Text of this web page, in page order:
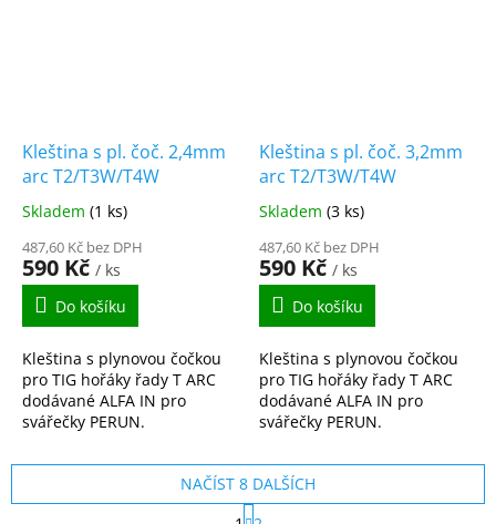
Kleština s pl. čoč. 2,4mm
arc T2/T3W/T4W
Skladem (1 ks)
487,60 Kč bez DPH
590 Kč / ks
Do košíku
Kleština s plynovou čočkou
pro TIG hořáky řady T ARC
dodávané ALFA IN pro
svářečky PERUN.
Kleština s pl. čoč. 3,2mm
arc T2/T3W/T4W
Skladem (3 ks)
487,60 Kč bez DPH
590 Kč / ks
Do košíku
Kleština s plynovou čočkou
pro TIG hořáky řady T ARC
dodávané ALFA IN pro
svářečky PERUN.
NAČÍST 8 DALŠÍCH
S